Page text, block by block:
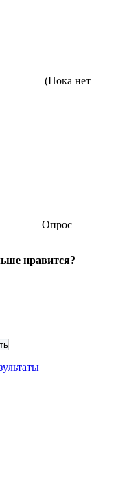
(Пока нет
Опрос
нравится?